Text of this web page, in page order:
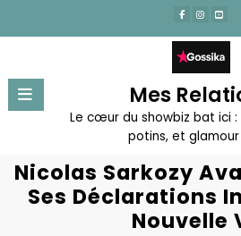
contenu
Mes
Le cœur du showbiz bat ici
potins, et glamour
Nicolas Sarkozy
Ses Déclarations
Nouvelle